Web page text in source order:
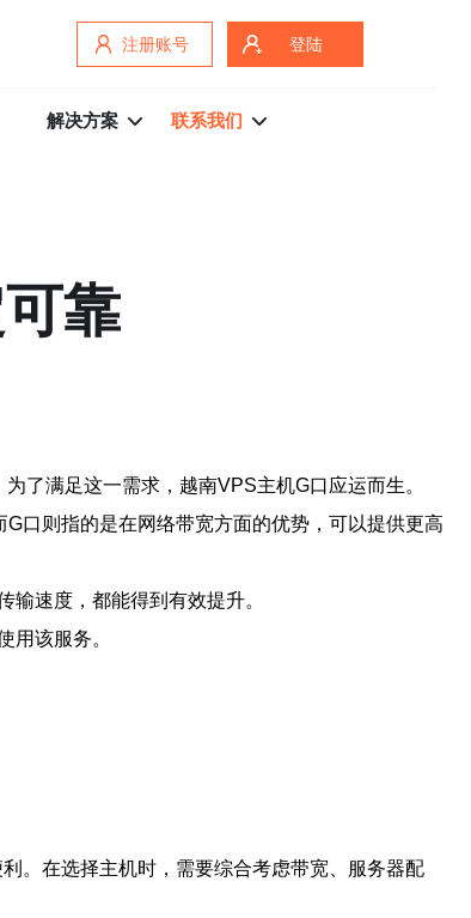
注册账号 登陆
解决方案 联系我们
靠
了满足这一需求，越南VPS主机G口应运而生。
口则指的是在网络带宽方面的优势，可以提供更高
速度，都能得到有效提升。
用该服务。
。在选择主机时，需要综合考虑带宽、服务器配